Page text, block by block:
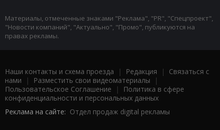
Материалы, отмеченные знаками "Реклама", "PR", "Спецпроект",
"Новости компаний", "Актуально", "Промо", публикуются на
правах рекламы.
Наши контакты и схема проезда | Редакция | Связаться с
нами | Разместить свои видеоматериалы |
Пользовательское Соглашение |
Политика в сфере
конфиденциальности и персональных данных
Реклама на сайте: Отдел продаж digital рекламы